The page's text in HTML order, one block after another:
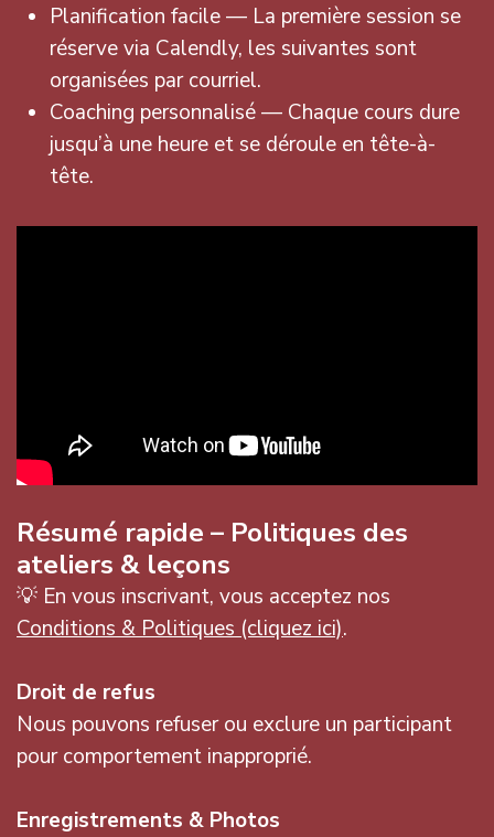
Planification facile — La première session se
réserve via Calendly, les suivantes sont
organisées par courriel.
Coaching personnalisé — Chaque cours dure
jusqu’à une heure et se déroule en tête-à-
tête.
Résumé rapide – Politiques des
ateliers & leçons
💡 En vous inscrivant, vous acceptez nos
Conditions & Politiques (cliquez ici).
Droit de refus
Nous pouvons refuser ou exclure un participant
pour comportement inapproprié.
Enregistrements & Photos